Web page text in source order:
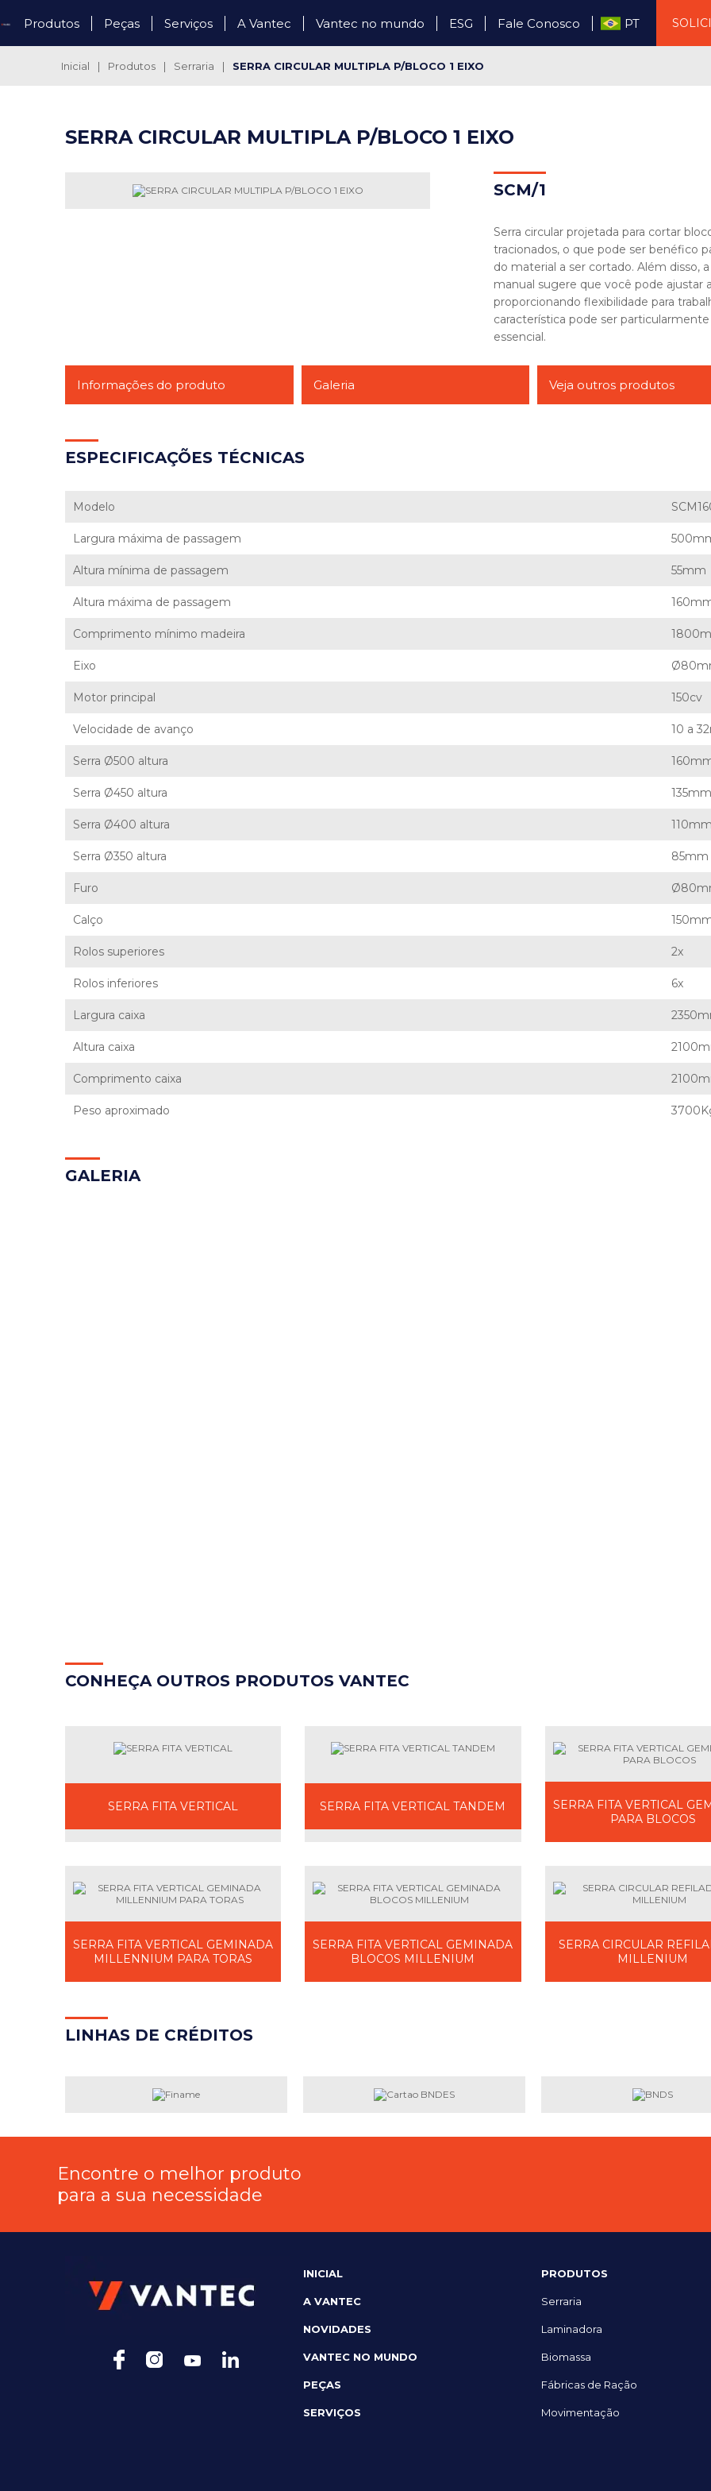
Produtos Peças Serviços A Vantec Vantec no mundo ESG Fale Conosco PT
Inicial | Produtos | Serraria | SERRA CIRCULAR MULTIPLA P/BLOCO 1 EIXO
SERRA CIRCULAR MULTIPLA P/BLOCO 1 EIXO
SCM/1
Serra circular projetada para cortar
tracionados, o que pode ser benéfico
do material a ser cortado. Além disso,
manual sugere que você pode ajustar
proporcionando flexibilidade para
característica pode ser
essencial.
Informações do produto Galeria Veja outros produtos
ESPECIFICAÇÕES TÉCNICAS
Modelo
Largura máxima de passagem
Altura mínima de passagem 55mm
Altura máxima de passagem
Comprimento mínimo madeira
Eixo
Motor principal 150cv
Velocidade de avanço 10 a
Serra Ø500 altura
Serra Ø450 altura 135mm
Serra Ø400 altura
Serra Ø350 altura 85mm
Furo
Calço
Rolos superiores 2x
Rolos inferiores 6x
Largura caixa
Altura caixa
Comprimento caixa
Peso aproximado
GALERIA
CONHEÇA OUTROS PRODUTOS VANTEC
SERRA FITA VERTICAL SERRA FITA VERTICAL TANDEM
SERRA FITA VERTICAL
PARA BLOCOS
SERRA FITA VERTICAL GEMINADA
MILLENNIUM PARA TORAS
SERRA FITA VERTICAL GEMINADA
BLOCOS MILLENIUM
SERRA CIRCULAR
MILLENIUM
LINHAS DE CRÉDITOS
Encontre o melhor produto
para a sua necessidade
INICIAL
A VANTEC
NOVIDADES
VANTEC NO MUNDO
PEÇAS
SERVIÇOS
PRODUTOS
Serraria
Laminadora
Biomassa
Fábricas de Ração
Movimentação